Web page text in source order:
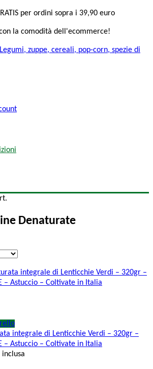
per ordini sopra i 39,90 euro
la comodità dell'ecommerce!
Denaturate
integrale di Lenticchie Verdi – 320gr –
– Astuccio – Coltivate in Italia
inclusa